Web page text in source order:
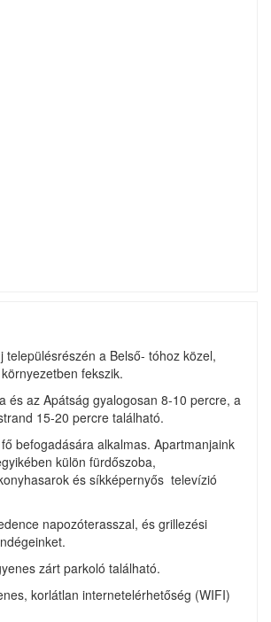
településrészén a Belső- tóhoz közel,
fekszik.
és az Apátság gyalogosan 8-10 percre, a
15-20 percre található.
befogadására alkalmas. Apartmanjaink
külön fürdőszoba,
és síkképernyős televízió
napozóterasszal, és grillezési
zárt parkoló található.
korlátlan internetelérhetőség (WIFI)